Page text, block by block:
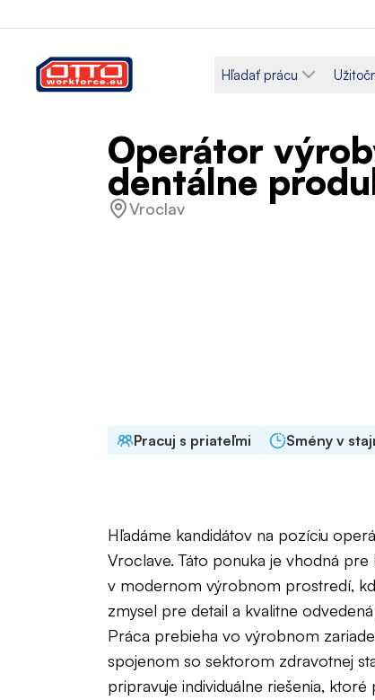
Hľadať prácu
Operátor
dentálne
Vroclav
Pracuj s priateľmi Smény v
Hľadáme kandidátov na pozíciu
Vroclave. Táto ponuka je vhodná
v modernom výrobnom prostredí,
zmysel pre detail a kvalitne
Práca prebieha vo výrobnom
spojenom so sektorom zdravotnej
pripravuje individuálne riešenia,